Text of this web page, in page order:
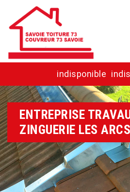
indisponible
ENTREPRISE
ZINGUERIE LES